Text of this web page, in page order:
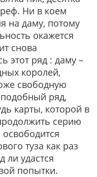
Ни в коем
на даму, потому
окажется
снова
этот ряд : даму –
королей,
свободную
ряд,
карты, которой в
серию
туза как раз
ли удастся
попытки.